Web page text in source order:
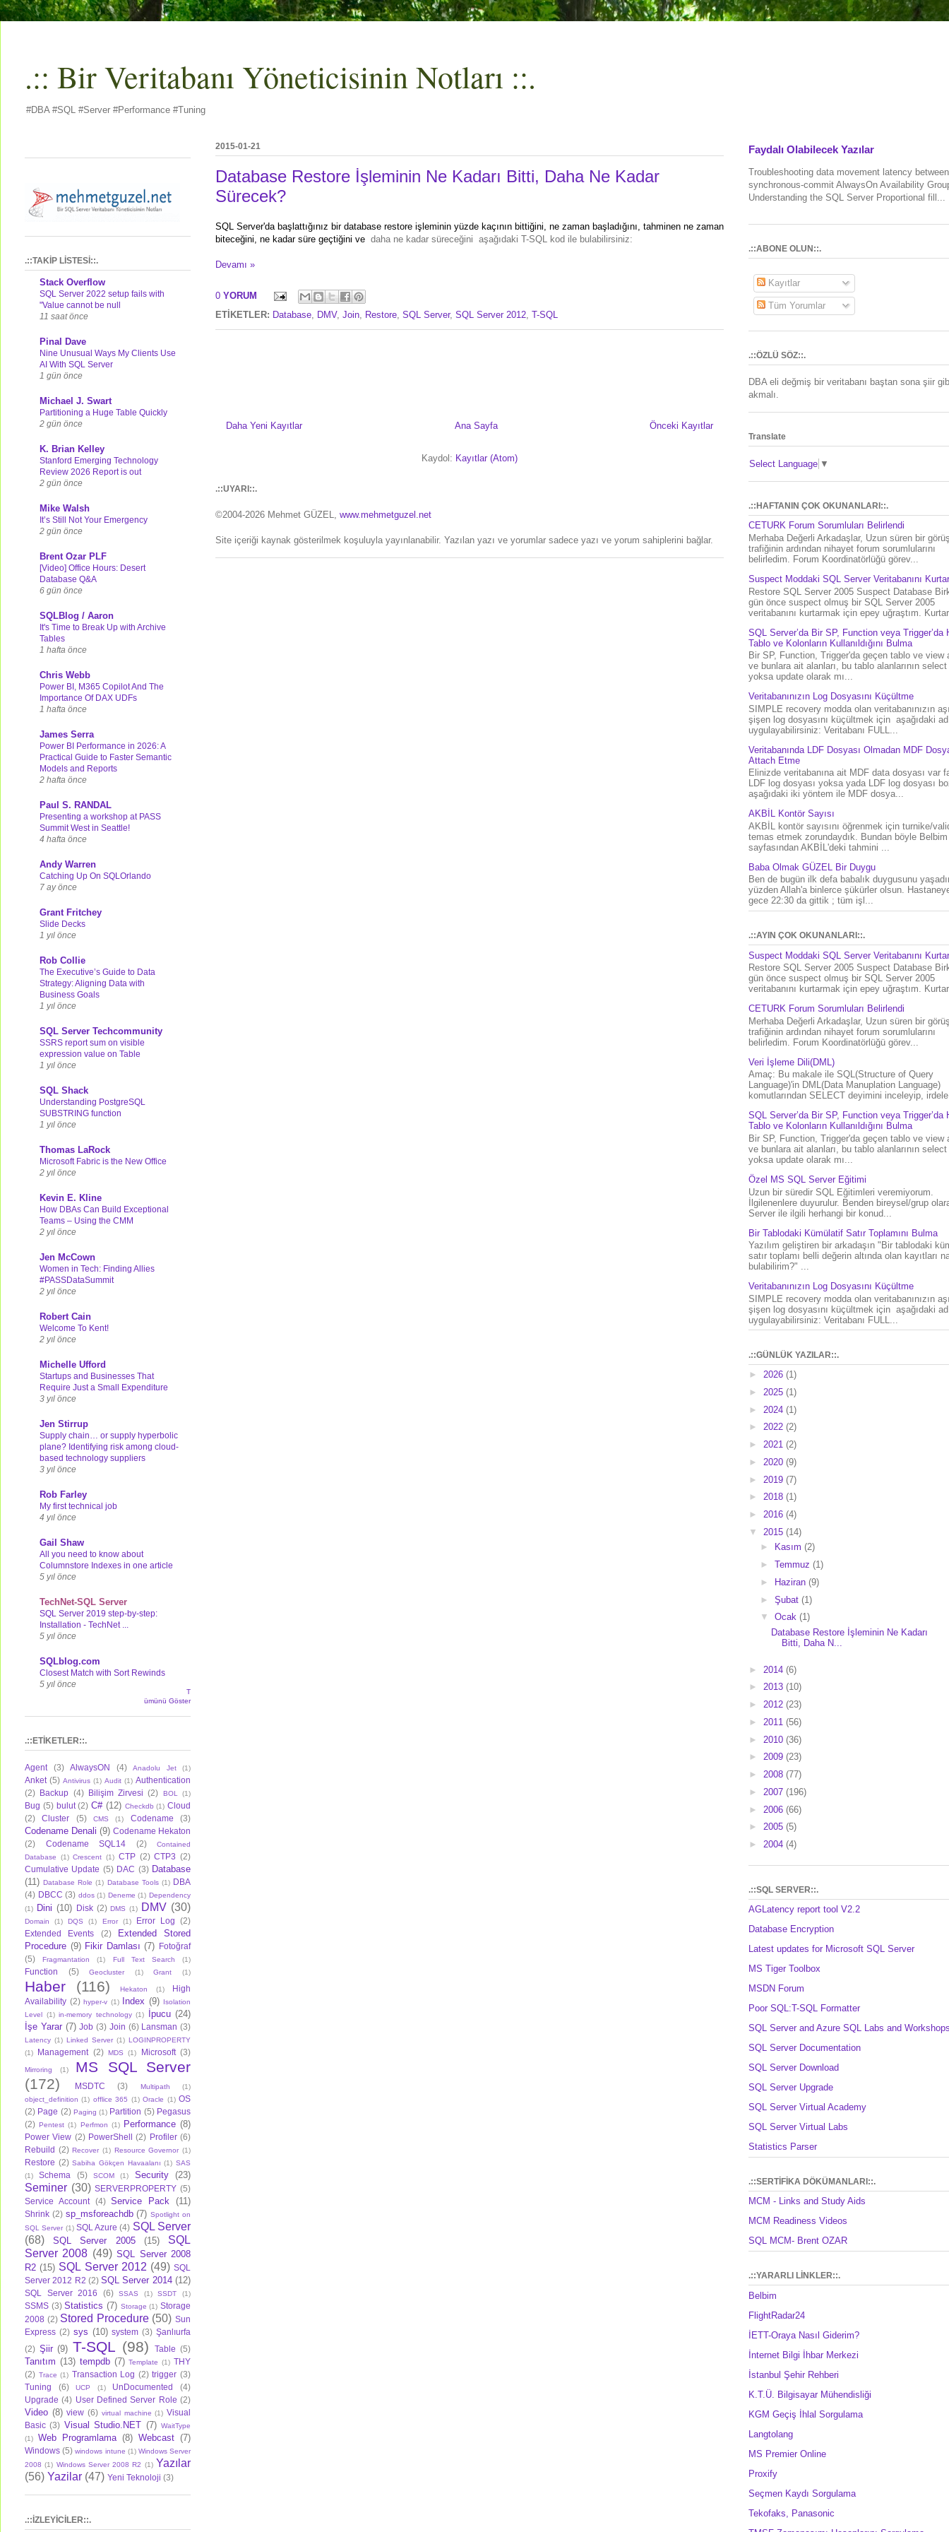
.:: Bir Veritabanı Yöneticisinin Notları ::.
#DBA #SQL #Server #Performance #Tuning
2015-01-21
Database Restore İşleminin Ne Kadarı Bitti, Daha Ne Kadar
Sürecek?
SQL Server'da başlattığınız bir database restore işleminin yüzde kaçının bittiğini, ne zaman başladığını, tahminen ne zaman
biteceğini, ne kadar süre geçtiğini ve daha ne kadar süreceğini aşağıdaki T-SQL kod ile bulabilirsiniz:
Devamı »
0 YORUM
ETİKETLER: Database DMV, Join Restore SQL Server, SQL Server 2012 T-SQL
Daha Yeni Kayıtlar Önceki Kayıtlar
Ana Sayfa
Kaydol: Kayıtlar (Atom)
.::UYARI::.
©2004-2026 Mehmet GÜZEL, www.mehmetguzel.net
Site içeriği kaynak gösterilmek koşuluyla yayınlanabilir. Yazılan yazı ve yorumlar sadece yazı ve yorum sahiplerini bağlar.
.::TAKİP LİSTESİ::.
Stack Overflow
SQL Server 2022 setup fails with
"Value cannot be null
11 saat önce
Pinal Dave
Nine Unusual Ways My Clients Use
AI With SQL Server
1 gün önce
Michael J. Swart
Partitioning a Huge Table Quickly
2 gün önce
K. Brian Kelley
Stanford Emerging Technology
Review 2026 Report is out
2 gün önce
Mike Walsh
It’s Still Not Your Emergency
2 gün önce
Brent Ozar PLF
[Video] Office Hours: Desert
Database Q&A
6 gün önce
SQLBlog / Aaron
It's Time to Break Up with Archive
Tables
1 hafta önce
Chris Webb
Power BI, M365 Copilot And The
Importance Of DAX UDFs
1 hafta önce
James Serra
Power BI Performance in 2026: A
Practical Guide to Faster Semantic
Models and Reports
2 hafta önce
Paul S. RANDAL
Presenting a workshop at PASS
Summit West in Seattle!
4 hafta önce
Andy Warren
Catching Up On SQLOrlando
7 ay önce
Grant Fritchey
Slide Decks
1 yıl önce
Rob Collie
The Executive’s Guide to Data
Strategy: Aligning Data with
Business Goals
1 yıl önce
SQL Server Techcommunity
SSRS report sum on visible
expression value on Table
1 yıl önce
SQL Shack
Understanding PostgreSQL
SUBSTRING function
1 yıl önce
Thomas LaRock
Microsoft Fabric is the New Office
2 yıl önce
Kevin E. Kline
How DBAs Can Build Exceptional
Teams – Using the CMM
2 yıl önce
Jen McCown
Women in Tech: Finding Allies
#PASSDataSummit
2 yıl önce
Robert Cain
Welcome To Kent!
2 yıl önce
Michelle Ufford
Startups and Businesses That
Require Just a Small Expenditure
3 yıl önce
Jen Stirrup
Supply chain… or supply hyperbolic
plane? Identifying risk among cloud-
based technology suppliers
3 yıl önce
Rob Farley
My first technical job
4 yıl önce
Gail Shaw
All you need to know about
Columnstore Indexes in one article
5 yıl önce
TechNet-SQL Server
SQL Server 2019 step-by-step:
Installation - TechNet ...
5 yıl önce
SQLblog.com
Closest Match with Sort Rewinds
5 yıl önce
T
ümünü Göster
.::ETİKETLER::.
Agent (3) AlwaysON (4) Anadolu Jet (1)
Anket (5) Antivirus (1) Audit (1) Authentication
(2)
Backup (4) Bilişim Zirvesi (2) BOL (1)
Bug (5) bulut (2) C# (12) Checkdb (1) Cloud
(2)
Cluster (5) CMS (1) Codename (3)
Codename Denali (9) Codename Hekaton
(2)
Codename SQL14 (2)
Contained
Database
(1) Crescent (1) CTP (2) CTP3 (2)
Cumulative Update (5) DAC (3) Database
(11) Database Role (1) Database Tools (1) DBA
(4) DBCC (3) ddos (1) Deneme (1) Dependency
(1)
Dini (10) Disk (2) DMS (1) DMV (30)
Domain (1) DQS (1) Error (1) Error Log
(2)
Extended Events
(2)
Extended Stored
Procedure (9) Fikir Damlası (7)
Fotoğraf
(5)
Fragmantation (1) Full Text Search (1)
Function (5) Geocluster (1) Grant (1)
Haber (116) Hekaton (1)
High
Availability (2) hyper-v (1) Index (9)
Isolation
Level
(1) in-memory technology (1) İpucu (24)
İşe Yarar (7) Job (3) Join (6) Lansman (3)
Latency (1) Linked Server (1) LOGINPROPERTY
(1)
Management (2) MDS (1) Microsoft (3)
Mirroring (1)
MS SQL Server
(172)
MSDTC (3) Multipath
(1)
object_definition (1) offlice 365 (1) Oracle (1) OS
(2) Page (2) Paging (1) Partition (5) Pegasus
(2) Pentest (1) Perfmon (1) Performance (8)
Power View (2) PowerShell (2) Profiler (6)
Rebuild (2) Recover (1) Resource Governor (1)
Restore (2) Sabiha Gökçen Havaalanı (1) SAS
(1)
Schema (5) SCOM (1) Security (23)
Seminer (30) SERVERPROPERTY (5)
Service Account
(4) Service Pack (11)
Shrink (2) sp_msforeachdb (7) Spotlight on
SQL Server (1) SQL Azure (4) SQL Server
(68)
SQL Server 2005 (15)
SQL
Server 2008 (49) SQL Server 2008
R2 (15) SQL Server 2012 (49) SQL
Server 2012 R2 (2) SQL Server 2014 (12)
SQL Server 2016 (6) SSAS (1) SSDT (1)
SSMS (3) Statistics (7) Storage (1) Storage
2008 (2) Stored Procedure (50) Sun
Express (2) sys (10) system (3) Şanlıurfa
(2) Şiir (9) T-SQL (98) Table (5)
Tanıtım (13) tempdb (7) Template (1) THY
(2) Trace (1) Transaction Log (2) trigger (3)
Tuning
(6) UCP (1) UnDocumented
(4)
Upgrade (4) User Defined Server Role (2)
Video (8) view (6) virtual machine (1) Visual
Basic (3) Visual Studio.NET (7) WaitType
(1)
Web Programlama (8) Webcast (7)
Windows (5) windows intune (1) Windows Server
2008 (1) Windows Server 2008 R2 (1) Yazılar
(56) Yazilar (47) Yeni Teknoloji (3)
.::İZLEYİCİLER::.
Faydalı Olabilecek Yazılar
Troubleshooting data movement latency between
synchronous-commit AlwaysOn Availability
Understanding the SQL Server Proportional fill...
.::ABONE OLUN::.
Kayıtlar
Tüm Yorumlar
.::ÖZLÜ SÖZ::.
DBA eli değmiş bir veritabanı baştan sona şiir
akmalı.
Translate
Select Language ▼
.::HAFTANIN ÇOK OKUNANLARI::.
CETURK Forum Sorumluları Belirlendi
Merhaba Değerli Arkadaşlar, Uzun süren bir
trafiğinin ardından nihayet forum sorumlularını
belirledim. Forum Koordinatörlüğü görev...
Suspect Moddaki SQL Server Veritabanını
Restore SQL Server 2005 Suspect Database
gün önce suspect olmuş bir SQL Server 2005
veritabanını kurtarmak için epey uğraştım.
SQL Server’da Bir SP, Function veya Trigger’da
Tablo ve Kolonların Kullanıldığını Bulma
Bir SP, Function, Trigger'da geçen tablo ve view
ve bunlara ait alanları, bu tablo alanlarının
yoksa update olarak mı...
Veritabanınızın Log Dosyasını Küçültme
SIMPLE recovery modda olan veritabanınızın
şişen log dosyasını küçültmek için aşağıdaki
uygulayabilirsiniz: Veritabanı FULL...
Veritabanında LDF Dosyası Olmadan MDF
Attach Etme
Elinizde veritabanına ait MDF data dosyası var
LDF log dosyası yoksa yada LDF log dosyası
aşağıdaki iki yöntem ile MDF dosya...
AKBİL Kontör Sayısı
AKBİL kontör sayısını öğrenmek için turnike/
temas etmek zorundaydık. Bundan böyle
sayfasından AKBİL'deki tahmini ...
Baba Olmak GÜZEL Bir Duygu
Ben de bugün ilk defa babalık duygusunu
yüzden Allah'a binlerce şükürler olsun.
gece 22:30 da gittik ; tüm işl...
.::AYIN ÇOK OKUNANLARI::.
Suspect Moddaki SQL Server Veritabanını
Restore SQL Server 2005 Suspect Database
gün önce suspect olmuş bir SQL Server 2005
veritabanını kurtarmak için epey uğraştım.
CETURK Forum Sorumluları Belirlendi
Merhaba Değerli Arkadaşlar, Uzun süren bir
trafiğinin ardından nihayet forum sorumlularını
belirledim. Forum Koordinatörlüğü görev...
Veri İşleme Dili(DML)
Amaç: Bu makale ile SQL(Structure of Query
Language)'in DML(Data Manuplation Language)
komutlarından SELECT deyimini inceleyip,
SQL Server’da Bir SP, Function veya Trigger’da
Tablo ve Kolonların Kullanıldığını Bulma
Bir SP, Function, Trigger'da geçen tablo ve view
ve bunlara ait alanları, bu tablo alanlarının
yoksa update olarak mı...
Özel MS SQL Server Eğitimi
Uzun bir süredir SQL Eğitimleri veremiyorum.
İlgilenenlere duyurulur. Benden bireysel/grup
Server ile ilgili herhangi bir konud...
Bir Tablodaki Kümülatif Satır Toplamını Bulma
Yazılım geliştiren bir arkadaşın "Bir tablodaki
satır toplamı belli değerin altında olan kayıtları
bulabilirim?" ...
Veritabanınızın Log Dosyasını Küçültme
SIMPLE recovery modda olan veritabanınızın
şişen log dosyasını küçültmek için aşağıdaki
uygulayabilirsiniz: Veritabanı FULL...
.::GÜNLÜK YAZILAR::.
► 2026 (1)
► 2025 (1)
► 2024 (1)
► 2022 (2)
► 2021 (2)
► 2020 (9)
► 2019 (7)
► 2018 (1)
► 2016 (4)
▼ 2015 (14)
►
Kasım (2)
► Temmuz (1)
►
Haziran (9)
► Şubat (1)
▼ Ocak (1)
Database Restore İşleminin Ne Kadarı
Bitti, Daha N...
► 2014 (6)
► 2013 (10)
► 2012 (23)
► 2011 (56)
► 2010 (36)
► 2009 (23)
► 2008 (77)
► 2007 (196)
► 2006 (66)
► 2005 (5)
► 2004 (4)
.::SQL SERVER::.
AGLatency report tool V2.2
Database Encryption
Latest updates for Microsoft SQL Server
MS Tiger Toolbox
MSDN Forum
Poor SQL:T-SQL Formatter
SQL Server and Azure SQL Labs and
SQL Server Documentation
SQL Server Download
SQL Server Upgrade
SQL Server Virtual Academy
SQL Server Virtual Labs
Statistics Parser
.::SERTİFİKA DÖKÜMANLARI::.
MCM - Links and Study Aids
MCM Readiness Videos
SQL MCM- Brent OZAR
.::YARARLI LİNKLER::.
Belbim
FlightRadar24
İETT-Oraya Nasıl Giderim?
İnternet Bilgi İhbar Merkezi
İstanbul Şehir Rehberi
K.T.Ü. Bilgisayar Mühendisliği
KGM Geçiş İhlal Sorgulama
Langtolang
MS Premier Online
Proxify
Seçmen Kaydı Sorgulama
Tekofaks, Panasonic